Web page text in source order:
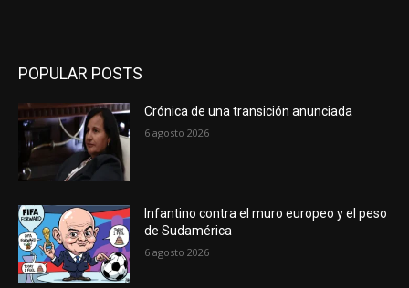
POPULAR POSTS
Crónica de una transición anunciada
6 agosto 2026
Infantino contra el muro europeo y el peso
de Sudamérica
6 agosto 2026